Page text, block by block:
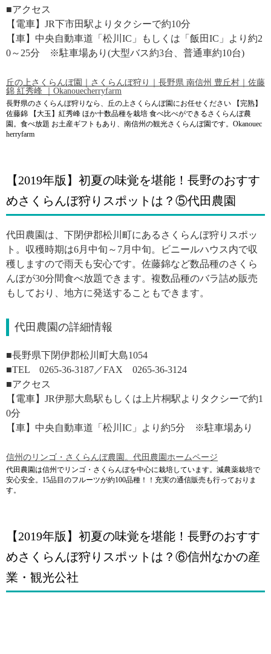
■アクセス
【電車】JR下市田駅よりタクシーで約10分
【車】中央自動車道「松川IC」もしくは「飯田IC」より約2
0～25分 ※駐車場あり(大型バス約3台、普通車約10台)
丘の上さくらんぼ園｜さくらんぼ狩り｜長野県 南信州 豊丘村｜佐藤
錦 紅秀峰 ｜Okanouecherryfarm
長野県のさくらんぼ狩りなら、丘の上さくらんぼ園にお任せください 【完熟】
佐藤錦 【大玉】紅秀峰 ほか十数品種を栽培 食べ比べができるさくらんぼ農
園。食べ放題 お土産ギフトもあり、南信州の観光さくらんぼ園です。Okanouec
herryfarm
【2019年版】初夏の味覚を堪能！長野のおすす
めさくらんぼ狩りスポットは？⑤代田農園
代田農園は、下閉伊郡松川町にあるさくらんぼ狩りスポッ
ト。収穫時期は6月中旬～7月中旬。ビニールハウス内で収
穫しますので雨天も安心です。佐藤錦など数品種のさくら
んぼが30分間食べ放題できます。複数品種のバラ詰め販売
もしており、地方に発送することもできます。
代田農園の詳細情報
■長野県下閉伊郡松川町大島1054
■TEL 0265-36-3187／FAX 0265-36-3124
■アクセス
【電車】JR伊那大島駅もしくは上片桐駅よりタクシーで約1
0分
【車】中央自動車道「松川IC」より約5分 ※駐車場あり
信州のリンゴ・さくらんぼ農園。代田農園ホームページ
代田農園は信州でリンゴ・さくらんぼを中心に栽培しています。減農薬栽培で
安心安全。15品目のフルーツが約100品種！！充実の通信販売も行っておりま
す。
【2019年版】初夏の味覚を堪能！長野のおすす
めさくらんぼ狩りスポットは？⑥信州なかの産
業・観光公社